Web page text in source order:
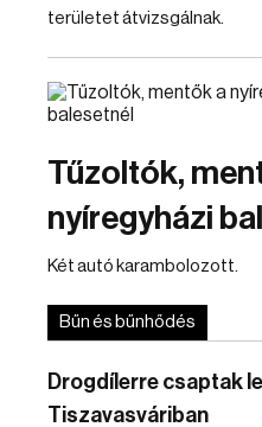
területet átvizsgálnak.
Tűzoltók,
nyíregyházi
Két autó karambolozott.
Bűn és bűnhődés
Drogdílerre csaptak le
Tiszavasváriban